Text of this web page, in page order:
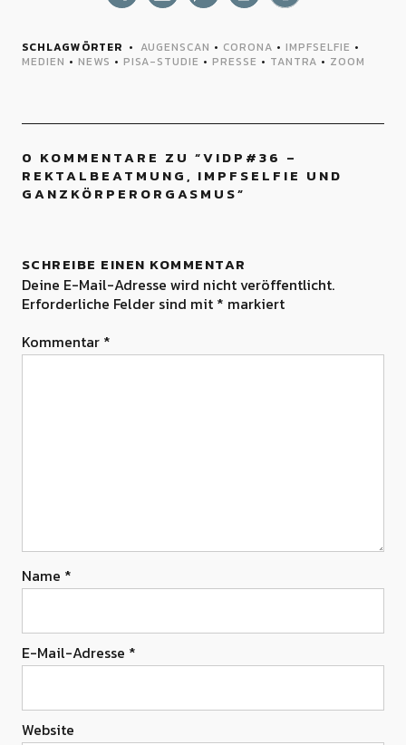
SCHLAGWÖRTER AUGENSCAN • CORONA • IMPFSELFIE •
MEDIEN • NEWS • PISA-STUDIE • PRESSE • TANTRA • ZOOM
0 KOMMENTARE ZU “VIDP#36 –
REKTALBEATMUNG, IMPFSELFIE UND
GANZKÖRPERORGASMUS”
SCHREIBE EINEN KOMMENTAR
Deine E-Mail-Adresse wird nicht veröffentlicht.
Erforderliche Felder sind mit * markiert
Kommentar *
Name *
E-Mail-Adresse *
Website